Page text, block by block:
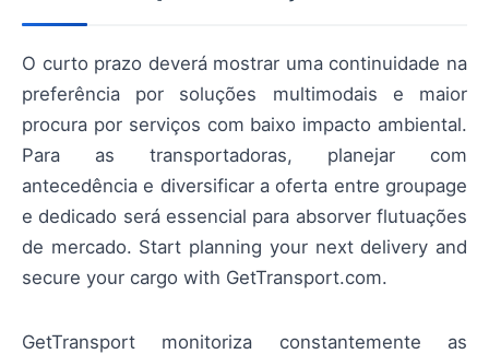
O curto prazo deverá mostrar uma continuidade na
preferência por soluções multimodais e maior
procura por serviços com baixo impacto ambiental.
Para as transportadoras, planejar com
antecedência e diversificar a oferta entre groupage
e dedicado será essencial para absorver flutuações
de mercado. Start planning your next delivery and
secure your cargo with GetTransport.com.
GetTransport monitoriza constantemente as